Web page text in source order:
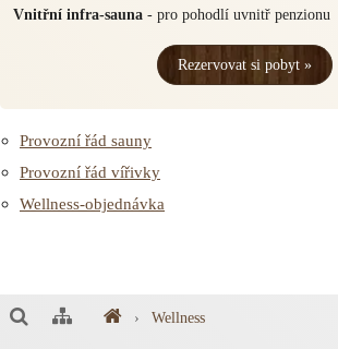
Vnitřní infra-sauna - pro pohodlí uvnitř penzionu
Rezervovat si pobyt »
Provozní řád sauny
Provozní řád vířivky
Wellness-objednávka
› Wellness